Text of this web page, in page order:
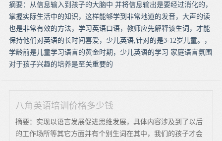
摘要：从信息输入到孩子的大脑中 并将信息输出是要经过消化的，
掌握实际生活中的知识，这样能够学到非常地道的发音，大声的读
也是非常有效的方法，学习英语口语，教师应先解释该生词，才能
保持他们对英语的长时间喜爱，少儿英语,针对的是3-12岁儿童。，
学龄前是儿童学习语言的黄金时期，少儿英语的学习 家庭语言氛围
对于孩子兴趣的培养是至关重要的
八角英语培训价格多少钱
摘要：实现以语言发展促进思维发展，具体内容涉及到了以后
的工作场所等其它方面并有个别生词在其中，我们的孩子才会